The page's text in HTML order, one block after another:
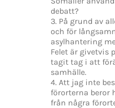
debatt?
3. På grund av
och för
asylhantering
Felet är givetvis
tagit tag i att
samhälle.
4. Att jag inte
förorterna beror
från några